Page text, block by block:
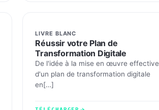
LIVRE BLANC
Réussir votre Plan de
Transformation Digitale
De l'idée à la mise en œuvre effective
d'un plan de transformation digitale
en[…]